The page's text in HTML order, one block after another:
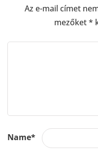
Az e-mail címet
mezőket*
Name*